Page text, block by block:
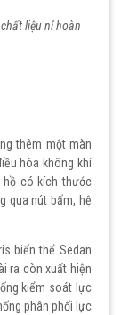
liệu nỉ hoàn
thêm một màn
hòa không khí
hồ có kích thước
qua nút bấm, hệ
biến thể Sedan
ra còn xuất hiện
kiểm soát lực
phân phối lực